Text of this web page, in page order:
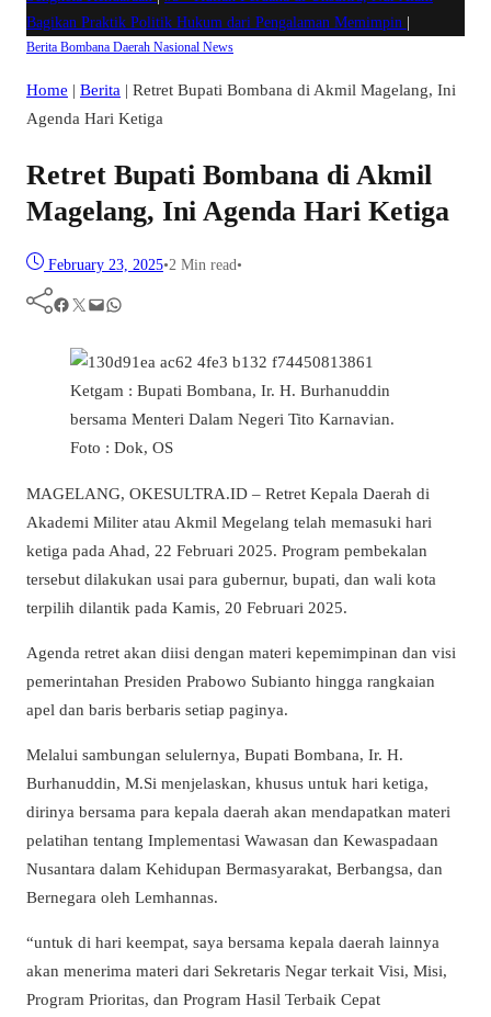
Bagikan Praktik Politik Hukum dari Pengalaman Memimpin
Berita Bombana Daerah Nasional News
Home | Berita | Retret Bupati Bombana di Akmil Magelang, Ini
Agenda Hari Ketiga
Retret Bupati Bombana di Akmil
Magelang, Ini Agenda Hari Ketiga
February 23, 2025•2 Min read•
Facebook Twitter Mail WhatsApp
Ketgam : Bupati Bombana, Ir. H. Burhanuddin
bersama Menteri Dalam Negeri Tito Karnavian.
Foto : Dok, OS
MAGELANG, OKESULTRA.ID – Retret Kepala Daerah di
Akademi Militer atau Akmil Megelang telah memasuki hari
ketiga pada Ahad, 22 Februari 2025. Program pembekalan
tersebut dilakukan usai para gubernur, bupati, dan wali kota
terpilih dilantik pada Kamis, 20 Februari 2025.
Agenda retret akan diisi dengan materi kepemimpinan dan visi
pemerintahan Presiden Prabowo Subianto hingga rangkaian
apel dan baris berbaris setiap paginya.
Melalui sambungan selulernya, Bupati Bombana, Ir. H.
Burhanuddin, M.Si menjelaskan, khusus untuk hari ketiga,
dirinya bersama para kepala daerah akan mendapatkan materi
pelatihan tentang Implementasi Wawasan dan Kewaspadaan
Nusantara dalam Kehidupan Bermasyarakat, Berbangsa, dan
Bernegara oleh Lemhannas.
“untuk di hari keempat, saya bersama kepala daerah lainnya
akan menerima materi dari Sekretaris Negar terkait Visi, Misi,
Program Prioritas, dan Program Hasil Terbaik Cepat